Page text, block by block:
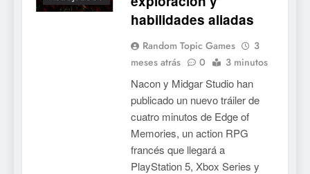
habilidades aliadas
Random Topic Games
3
meses atrás
0 3 minutos
Nacon y Midgar Studio han
publicado un nuevo tráiler de
cuatro minutos de Edge of
Memories, un action RPG
francés que llegará a
PlayStation 5, Xbox Series y